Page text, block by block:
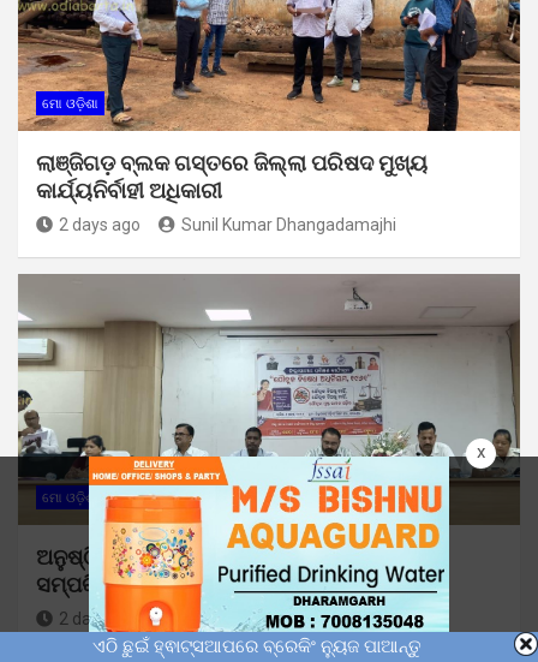
x
ମୋ ଓଡ଼ିଶା
ଲାଞ୍ଜିଗଡ଼ ବ୍ଲକ ଗସ୍ତରେ ଜିଲ୍ଲା ପରିଷଦ ମୁଖ୍ୟ
କାର୍ଯ୍ୟନିର୍ବାହୀ ଅଧିକାରୀ
2 days ago Sunil Kumar Dhangadamajhi
ମୋ ଓଡ଼ିଶା
ଅନୁଷ୍ଠିତ ହେଲା ଯୌତୁକ ନିଷେଧ ଅଧିନିୟମ-୧୯୬୧
ସମ୍ପର୍କିତ ଜିଲ୍ଲାସ୍ତରୀୟ ତାଲିମ ଶିବିର
2 days ago Sunil Kumar Dhangadamajhi
ଏଠି ଛୁଇଁ ହ୍ଵାଟ୍ସଆପରେ ବ୍ରେକିଂ ନ୍ୟୁଜ ପାଆନ୍ତୁ